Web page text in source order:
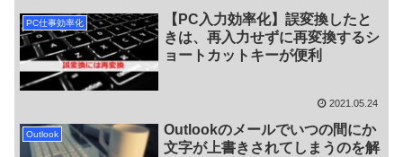
PC仕事効率化
【PC入力効率化】誤変換したと
きは、再入力せずに再変換するシ
ョートカットキーが便利
2021.05.24
Outlook
Outlookのメールでいつの間にか
文字が上書きされてしまうのを解